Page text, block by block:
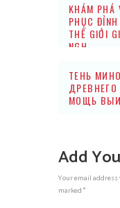
KHÁM PHÁ
PHỤC
THẾ GIỚI
NGH
ТЕНЬ
МОЩЬ
Add
Your email
marked *